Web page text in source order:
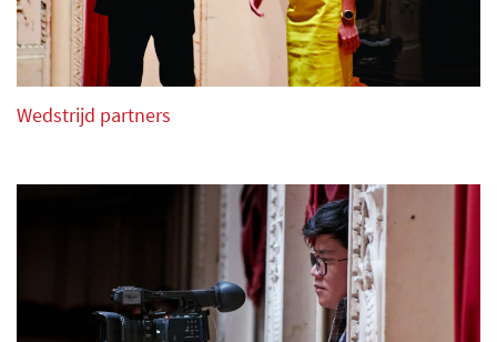
dient per email gestuurd worden naar
info@triomphedelart.org of triomphe.de.lart@gmail.com
of per post. Het ischrijvingsformulier kan worden
gedownload op de website van Triomf van de Kunst asbl
Op het inschrijvingsformulier moet de kandidaat verplicht
Voor- en achternaam van de kandidaat
Geboortedatum en leeftijdsgroep
Voor categorie 4 handen moeten de namen van beide
kandidaten worden ingevuld.
Wedstrijd partners